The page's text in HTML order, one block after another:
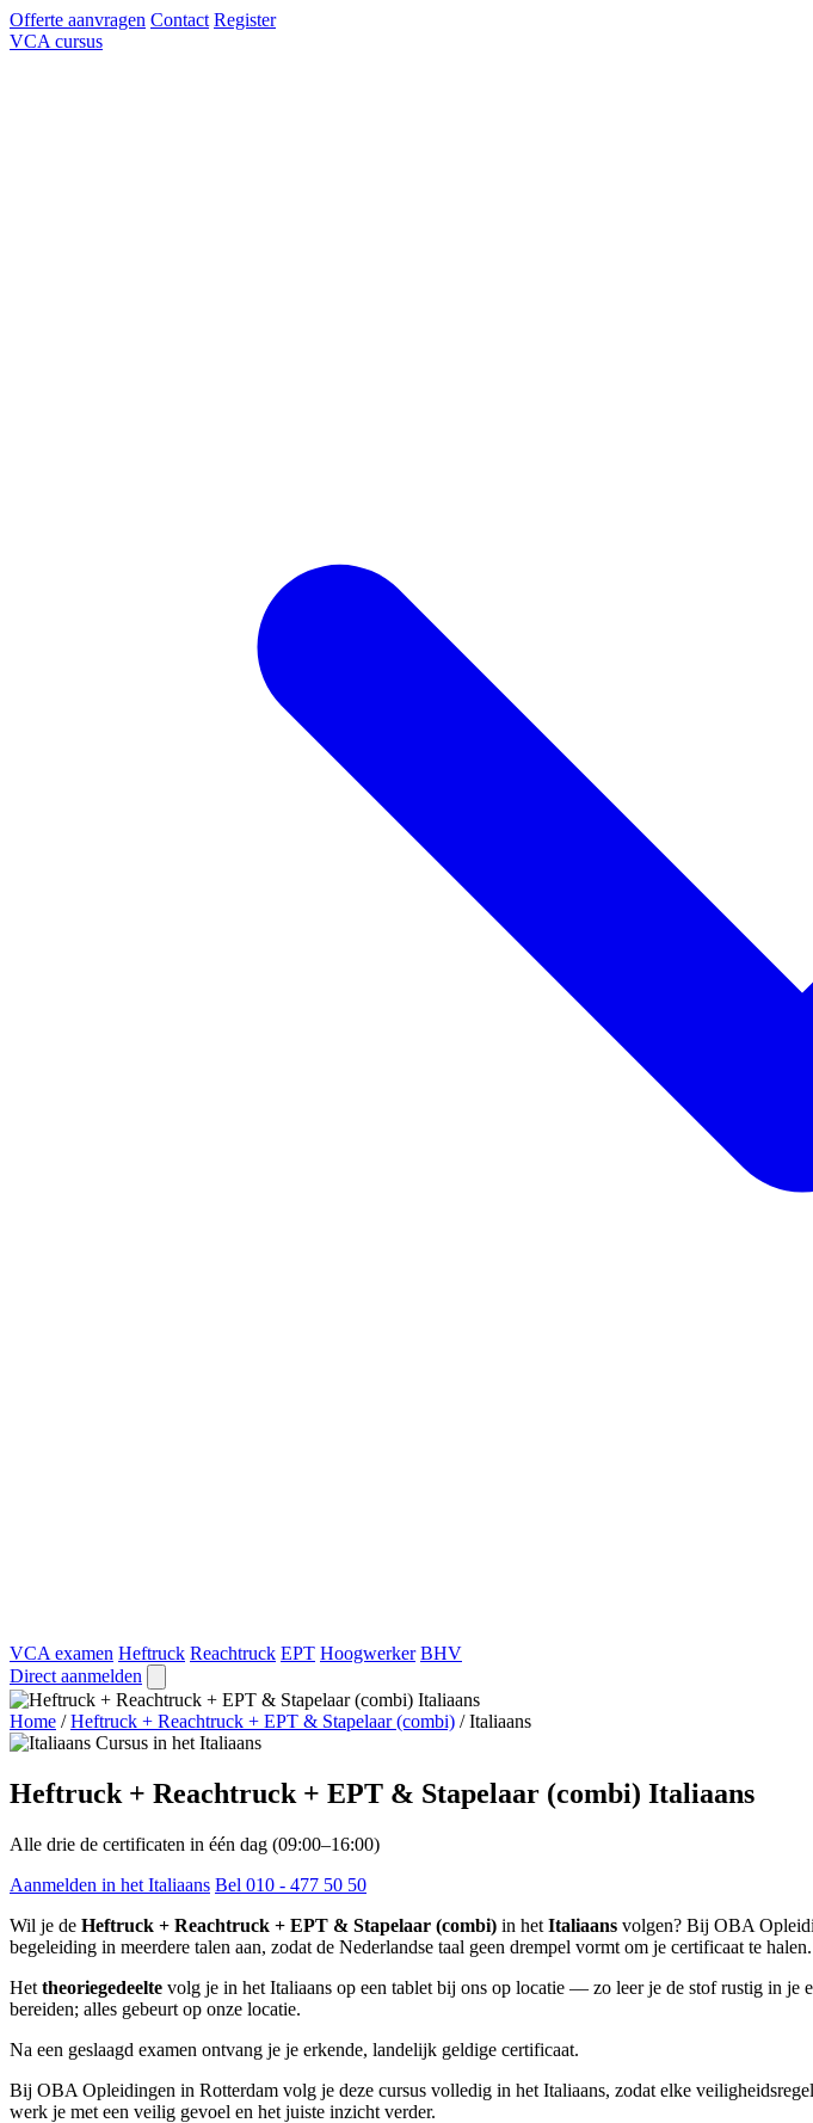
Offerte aanvragen Contact Register
VCA cursus
VCA examen Heftruck Reachtruck EPT Hoogwerker BHV
Direct aanmelden
Home / Heftruck + Reachtruck + EPT & Stapelaar (combi) / Italiaans
Cursus in het Italiaans
Heftruck + Reachtruck + EPT & Stapelaar (combi) Italiaans
Alle drie de certificaten in één dag (09:00–16:00)
Aanmelden in het Italiaans Bel 010 - 477 50 50
Wil je de Heftruck + Reachtruck + EPT & Stapelaar (combi) in het Italiaans volgen? Bij OBA
begeleiding in meerdere talen aan, zodat de Nederlandse taal geen drempel vormt om je certificaat te halen.
Het theoriegedeelte volg je in het Italiaans op een tablet bij ons op locatie — zo leer je de stof rustig in je
bereiden; alles gebeurt op onze locatie.
Na een geslaagd examen ontvang je je erkende, landelijk geldige certificaat.
Bij OBA Opleidingen in Rotterdam volg je deze cursus volledig in het Italiaans, zodat elke
werk je met een veilig gevoel en het juiste inzicht verder.